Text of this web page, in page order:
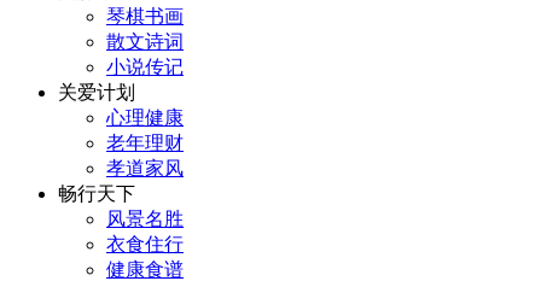
琴棋书画
散文诗词
小说传记
关爱计划
心理健康
老年理财
孝道家风
畅行天下
风景名胜
衣食住行
健康食谱